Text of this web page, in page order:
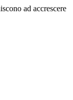
ad accrescere